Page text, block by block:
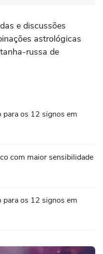
e discussões
astrológicas
russa de
para os 12 signos em
com maior sensibilidade
para os 12 signos em